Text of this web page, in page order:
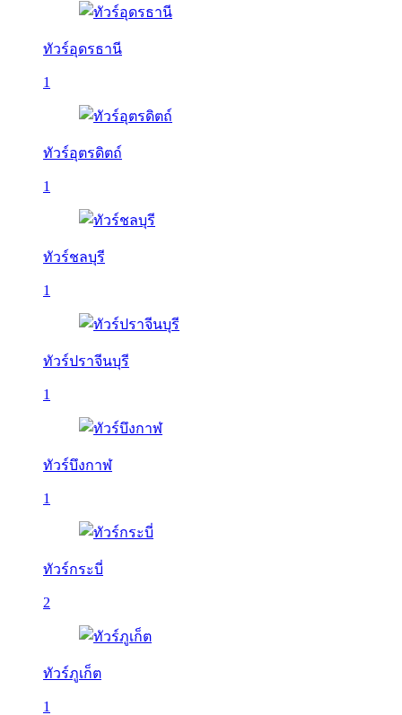
ทัวร์อุดรธานี
1
ทัวร์อุตรดิตถ์
1
ทัวร์ชลบุรี
1
ทัวร์ปราจีนบุรี
1
ทัวร์บึงกาฬ
1
ทัวร์กระบี่
2
ทัวร์ภูเก็ต
1